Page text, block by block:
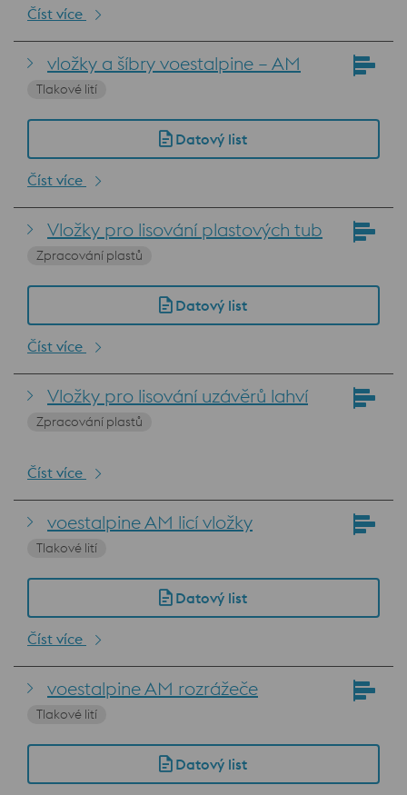
Číst více
vložky a šíbry voestalpine – AM
Tlakové lití
Datový list
Číst více
Vložky pro lisování plastových tub
Zpracování plastů
Datový list
Číst více
Vložky pro lisování uzávěrů lahví
Zpracování plastů
Číst více
voestalpine AM licí vložky
Tlakové lití
Datový list
Číst více
voestalpine AM rozrážeče
Tlakové lití
Datový list